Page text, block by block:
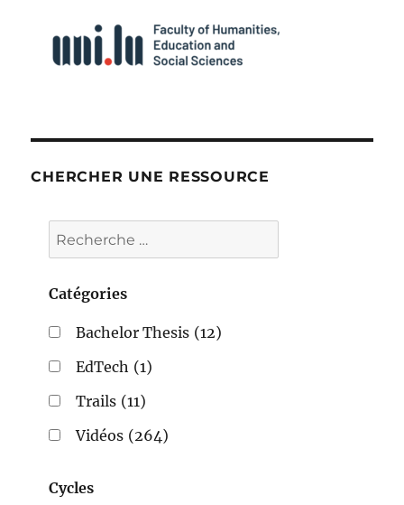
CHERCHER UNE RESSOURCE
Catégories
Bachelor Thesis (12)
EdTech (1)
Trails (11)
Vidéos (264)
Cycles